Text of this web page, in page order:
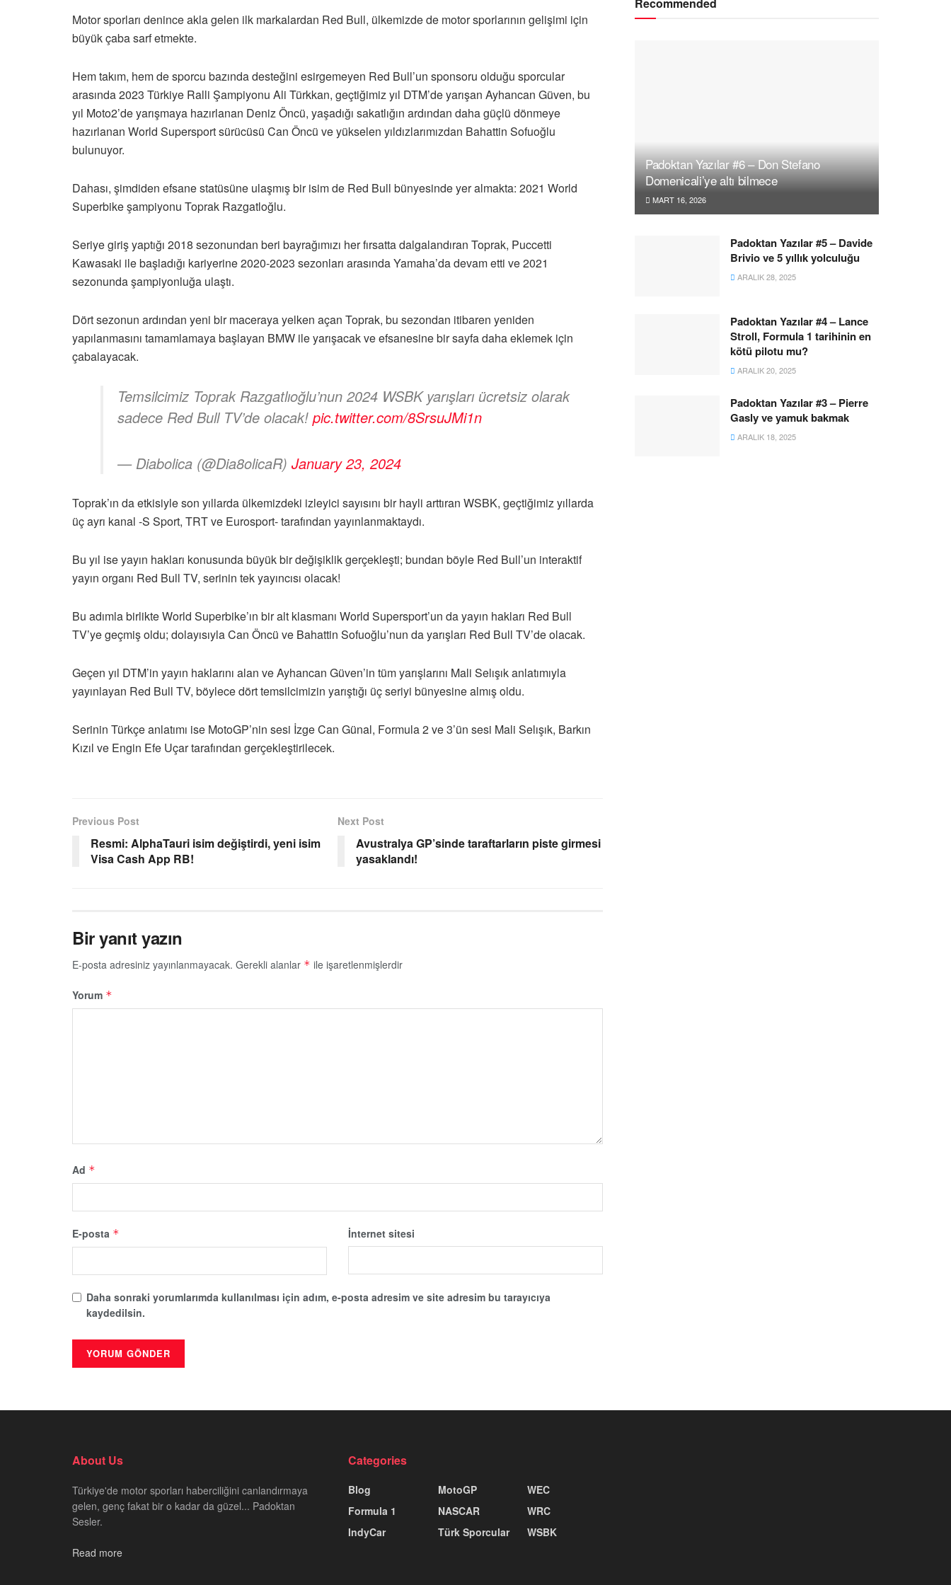
Motor sporları denince akla gelen ilk markalardan Red Bull, ülkemizde de motor sporlarının gelişimi için
büyük çaba sarf etmekte.
Hem takım, hem de sporcu bazında desteğini esirgemeyen Red Bull’un sponsoru olduğu sporcular
arasında 2023 Türkiye Ralli Şampiyonu Ali Türkkan, geçtiğimiz yıl DTM’de yarışan Ayhancan Güven, bu
yıl Moto2’de yarışmaya hazırlanan Deniz Öncü, yaşadığı sakatlığın ardından daha güçlü dönmeye
hazırlanan World Supersport sürücüsü Can Öncü ve yükselen yıldızlarımızdan Bahattin Sofuoğlu
bulunuyor.
Dahası, şimdiden efsane statüsüne ulaşmış bir isim de Red Bull bünyesinde yer almakta: 2021 World
Superbike şampiyonu Toprak Razgatloğlu.
Seriye giriş yaptığı 2018 sezonundan beri bayrağımızı her fırsatta dalgalandıran Toprak, Puccetti
Kawasaki ile başladığı kariyerine 2020-2023 sezonları arasında Yamaha’da devam etti ve 2021
sezonunda şampiyonluğa ulaştı.
Dört sezonun ardından yeni bir maceraya yelken açan Toprak, bu sezondan itibaren yeniden
yapılanmasını tamamlamaya başlayan BMW ile yarışacak ve efsanesine bir sayfa daha eklemek için
çabalayacak.
Temsilcimiz Toprak Razgatlıoğlu’nun 2024 WSBK yarışları ücretsiz olarak
sadece Red Bull TV’de olacak! pic.twitter.com/8SrsuJMi1n
— Diabolica (@Dia8olicaR) January 23, 2024
Toprak’ın da etkisiyle son yıllarda ülkemizdeki izleyici sayısını bir hayli arttıran WSBK, geçtiğimiz yıllarda
üç ayrı kanal -S Sport, TRT ve Eurosport- tarafından yayınlanmaktaydı.
Bu yıl ise yayın hakları konusunda büyük bir değişiklik gerçekleşti; bundan böyle Red Bull’un interaktif
yayın organı Red Bull TV, serinin tek yayıncısı olacak!
Bu adımla birlikte World Superbike’ın bir alt klasmanı World Supersport’un da yayın hakları Red Bull
TV’ye geçmiş oldu; dolayısıyla Can Öncü ve Bahattin Sofuoğlu’nun da yarışları Red Bull TV’de olacak.
Geçen yıl DTM’in yayın haklarını alan ve Ayhancan Güven’in tüm yarışlarını Mali Selışık anlatımıyla
yayınlayan Red Bull TV, böylece dört temsilcimizin yarıştığı üç seriyi bünyesine almış oldu.
Serinin Türkçe anlatımı ise MotoGP’nin sesi İzge Can Günal, Formula 2 ve 3’ün sesi Mali Selışık, Barkın
Kızıl ve Engin Efe Uçar tarafından gerçekleştirilecek.
Previous Post
Resmi: AlphaTauri isim değiştirdi, yeni isim
Visa Cash App RB!
Next Post
Avustralya GP’sinde taraftarların piste girmesi
yasaklandı!
Bir yanıt yazın
E-posta adresiniz yayınlanmayacak. Gerekli alanlar * ile işaretlenmişlerdir
Yorum *
Ad *
E-posta * İnternet sitesi
Daha sonraki yorumlarımda kullanılması için adım, e-posta adresim ve site adresim bu tarayıcıya
kaydedilsin.
Padoktan Yazılar #6 – Don Stefano
Domenicali’ye altı bilmece
MART 16, 2026
Padoktan Yazılar #5 – Davide
Brivio ve 5 yıllık yolculuğu
ARALIK 28, 2025
Padoktan Yazılar #4 – Lance
Stroll, Formula 1 tarihinin en
kötü pilotu mu?
ARALIK 20, 2025
Padoktan Yazılar #3 – Pierre
Gasly ve yamuk bakmak
ARALIK 18, 2025
About Us
Türkiye'de motor sporları haberciliğini canlandırmaya
gelen, genç fakat bir o kadar da güzel... Padoktan
Sesler.
Read more
Categories
Blog
Formula 1
IndyCar
MotoGP
NASCAR
Türk Sporcular
WEC
WRC
WSBK